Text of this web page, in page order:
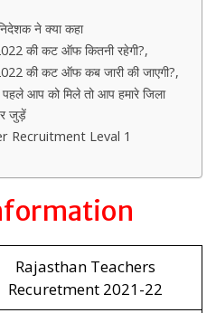
ने क्या कहा
की कट ऑफ कितनी रहेगी?,
की कट ऑफ कब जारी की जाएगी?,
आप को मिले तो आप हमारे जिला
जुड़ें
Recruitment Leval 1
Rajasthan Teachers
Recuretment 2021-22